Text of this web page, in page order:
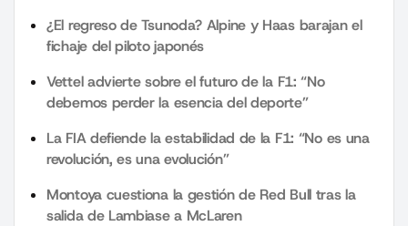
¿El regreso de Tsunoda? Alpine y Haas barajan el
fichaje del piloto japonés
Vettel advierte sobre el futuro de la F1: “No
debemos perder la esencia del deporte”
La FIA defiende la estabilidad de la F1: “No es una
revolución, es una evolución”
Montoya cuestiona la gestión de Red Bull tras la
salida de Lambiase a McLaren